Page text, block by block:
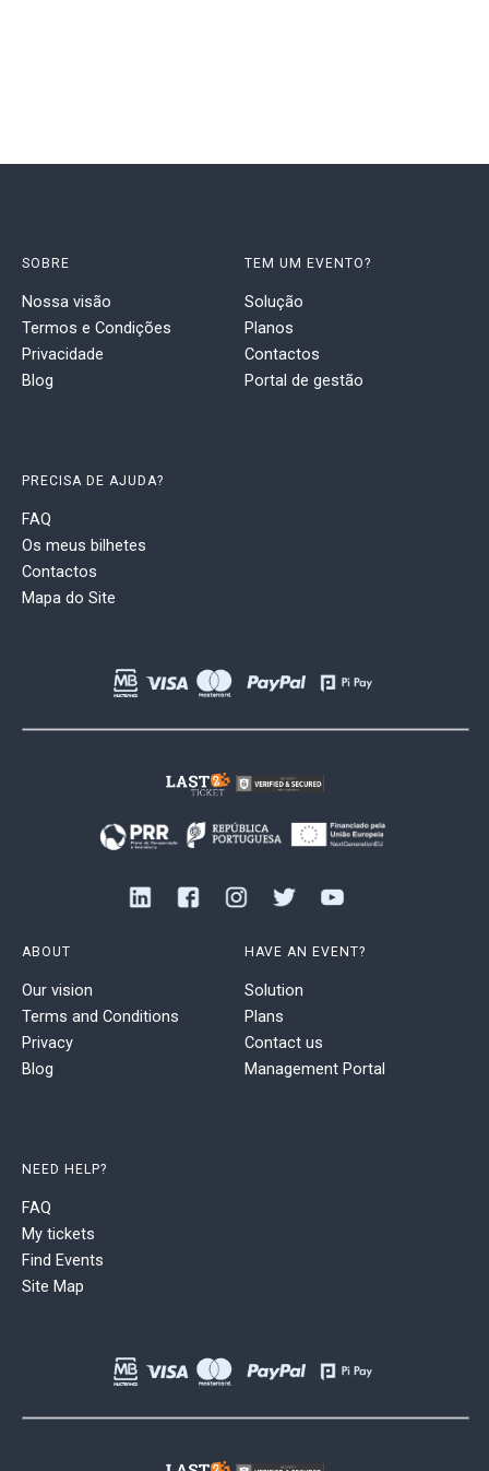
SOBRE
Nossa visão
Termos e Condições
Privacidade
Blog
TEM UM EVENTO?
Solução
Planos
Contactos
Portal de gestão
PRECISA DE AJUDA?
FAQ
Os meus bilhetes
Contactos
Mapa do Site
ABOUT
Our vision
Terms and Conditions
Privacy
Blog
HAVE AN EVENT?
Solution
Plans
Contact us
Management Portal
NEED HELP?
FAQ
My tickets
Find Events
Site Map